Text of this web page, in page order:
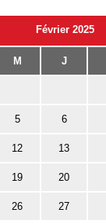
Février 2025
M J
5 6
12 13
19 20
26 27